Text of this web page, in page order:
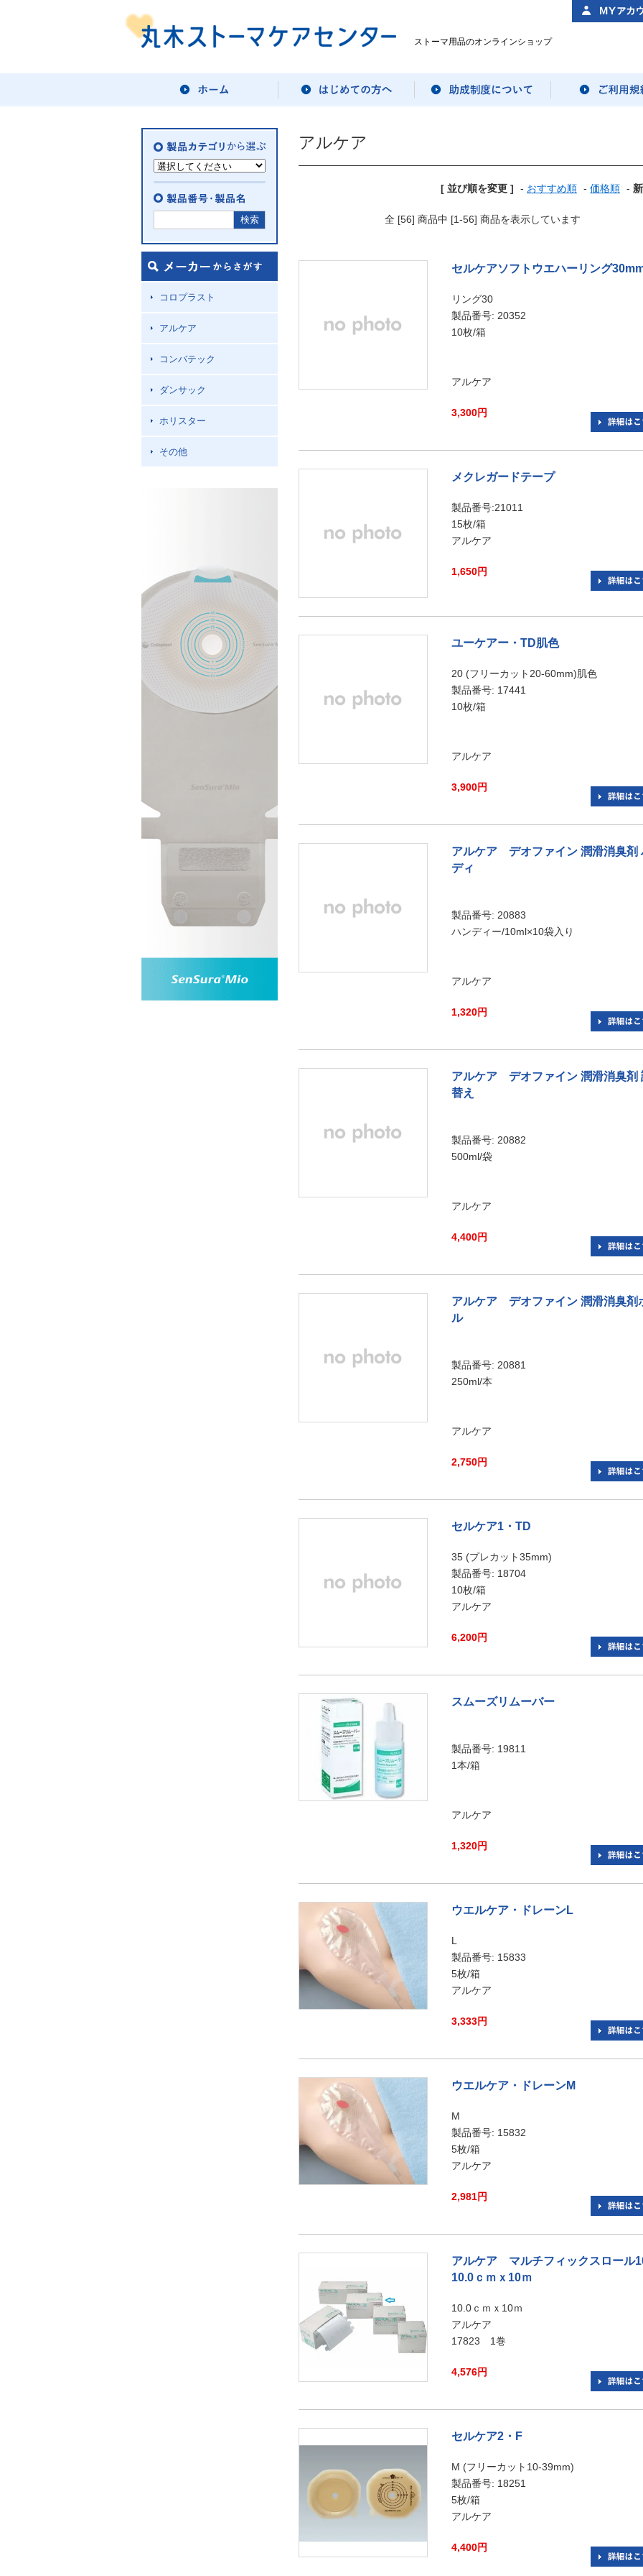
ストーマ用品のオンラインショップ
コロプラスト
アルケア
コンバテック
ダンサック
ホリスター
その他
アルケア
[ 並び順を変更 ] - おすすめ順 - 価格順 -
全 [56] 商品中 [1-56] 商品を表示しています
セルケアソフトウエハーリング
リング30
製品番号: 20352
10枚/箱
アルケア
3,300円
メクレガードテープ
製品番号:21011
15枚/箱
アルケア
1,650円
ユーケアー・TD肌色
20 (フリーカット20-60mm)肌色
製品番号: 17441
10枚/箱
アルケア
3,900円
アルケア デオファイン 潤滑消臭剤
ディ
製品番号: 20883
ハンディー/10ml×10袋入り
アルケア
1,320円
アルケア デオファイン 潤滑消臭剤
替え
製品番号: 20882
500ml/袋
アルケア
4,400円
アルケア デオファイン 潤滑消臭剤
ル
製品番号: 20881
250ml/本
アルケア
2,750円
セルケア1・TD
35 (プレカット35mm)
製品番号: 18704
10枚/箱
アルケア
6,200円
スムーズリムーバー
製品番号: 19811
1本/箱
アルケア
1,320円
ウエルケア・ドレーンL
L
製品番号: 15833
5枚/箱
アルケア
3,333円
ウエルケア・ドレーンM
M
製品番号: 15832
5枚/箱
アルケア
2,981円
アルケア マルチフィックスロール
10.0ｃｍｘ10ｍ
10.0ｃｍｘ10ｍ
アルケア
17823 1巻
4,576円
セルケア2・F
M (フリーカット10-39mm)
製品番号: 18251
5枚/箱
アルケア
4,400円